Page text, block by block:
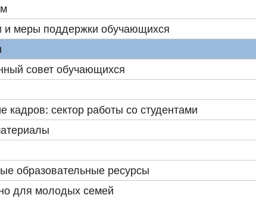
и меры поддержки обучающихся
совет обучающихся
кадров: сектор работы со студентами
образовательные ресурсы
для молодых семей